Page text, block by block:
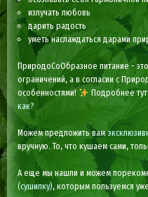
излучать любовь
дарить радость
уметь наслаждаться дарами
ПриродоСоОбразное питание -
ограничений, а в согласии с
особенностями!
Подробнее тут:
как?
Можем предложить вам
вручную. То, что кушаем сами,
А еще мы нашли и можем
(сушилку), которым пользуемся